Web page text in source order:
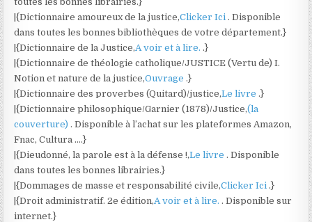
|{Dictionnaire amoureux de la justice,Clicker Ici. Disponible
dans toutes les bonnes bibliothèques de votre département.}
|{Dictionnaire de la Justice,A voir et à lire..}
|{Dictionnaire de théologie catholique/JUSTICE (Vertu de) I.
Notion et nature de la justice,Ouvrage.}
|{Dictionnaire des proverbes (Quitard)/justice,Le livre.}
|{Dictionnaire philosophique/Garnier (1878)/Justice,(la
couverture). Disponible à l’achat sur les plateformes Amazon,
Fnac, Cultura ….}
|{Dieudonné, la parole est à la défense !,Le livre. Disponible
dans toutes les bonnes librairies.}
|{Dommages de masse et responsabilité civile,Clicker Ici.}
|{Droit administratif. 2e édition,A voir et à lire.. Disponible sur
internet.}